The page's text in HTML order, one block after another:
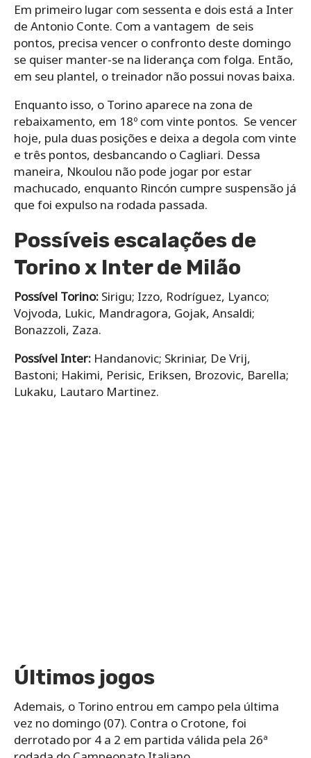
Em primeiro lugar com sessenta e dois está a Inter
de Antonio Conte. Com a vantagem de seis
pontos, precisa vencer o confronto deste domingo
se quiser manter-se na liderança com folga. Então,
em seu plantel, o treinador não possui novas baixa.
Enquanto isso, o Torino aparece na zona de
rebaixamento, em 18º com vinte pontos. Se vencer
hoje, pula duas posições e deixa a degola com vinte
e três pontos, desbancando o Cagliari. Dessa
maneira, Nkoulou não pode jogar por estar
machucado, enquanto Rincón cumpre suspensão já
que foi expulso na rodada passada.
Possíveis escalações de
Torino x Inter de Milão
Possível Torino: Sirigu; Izzo, Rodríguez, Lyanco;
Vojvoda, Lukic, Mandragora, Gojak, Ansaldi;
Bonazzoli, Zaza.
Possível Inter: Handanovic; Skriniar, De Vrij,
Bastoni; Hakimi, Perisic, Eriksen, Brozovic, Barella;
Lukaku, Lautaro Martinez.
Últimos jogos
Ademais, o Torino entrou em campo pela última
vez no domingo (07). Contra o Crotone, foi
derrotado por 4 a 2 em partida válida pela 26ª